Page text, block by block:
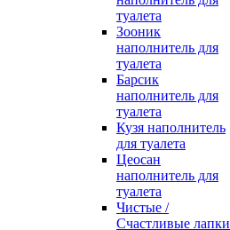
туалета
Зооник
наполнитель для
туалета
Барсик
наполнитель для
туалета
Кузя наполнитель
для туалета
Цеосан
наполнитель для
туалета
Чистые /
Счастливые лапки